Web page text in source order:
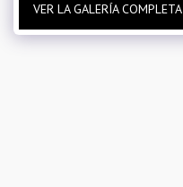
VER LA GALERÍA COMPLETA